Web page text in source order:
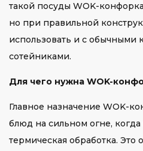
такой посуды WOK-
но при правильной
использовать и с обычными
сотейниками.
Для чего нужна WOK-
Главное назначение WOK-
блюд на сильном огне,
термическая обработка. Это